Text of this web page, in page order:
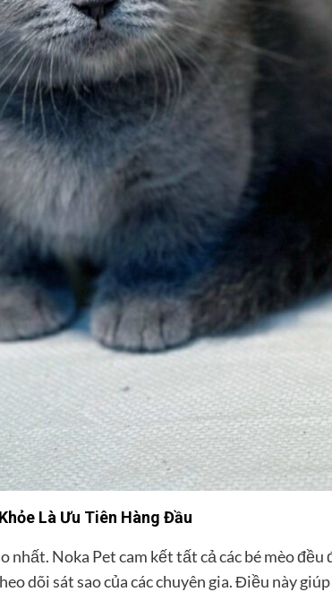
Là Ưu Tiên Hàng Đầu
nhất. Noka Pet cam kết tất cả các bé mèo
dõi sát sao của các chuyên gia. Điều này